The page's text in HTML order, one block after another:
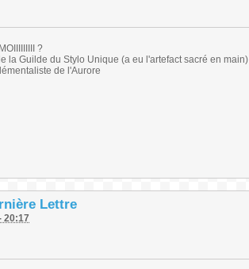
?
la Guilde du Stylo Unique (a eu l'artefact sacré en
de l'Aurore
Lettre
20:17